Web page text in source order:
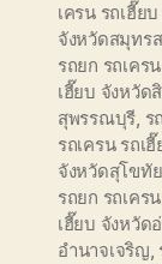
เครน รถเฮี๊ย
จังหวัดสมุทร
รถยก รถเคร
เฮี๊ยบ จังหวัด
สุพรรณบุรี, ร
รถเครน รถเ
จังหวัดสุโขทัย
รถยก รถเคร
เฮี๊ยบ จังหวัด
อำนาจเจริญ,